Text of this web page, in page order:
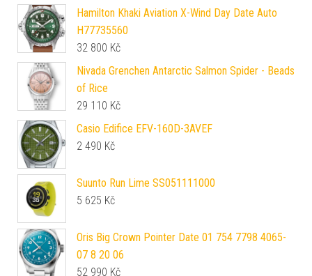
Hamilton Khaki Aviation X-Wind Day Date Auto
H77735560
32 800 Kč
Nivada Grenchen Antarctic Salmon Spider - Beads
of Rice
29 110 Kč
Casio Edifice EFV-160D-3AVEF
2 490 Kč
Suunto Run Lime SS051111000
5 625 Kč
Oris Big Crown Pointer Date 01 754 7798 4065-
07 8 20 06
52 990 Kč